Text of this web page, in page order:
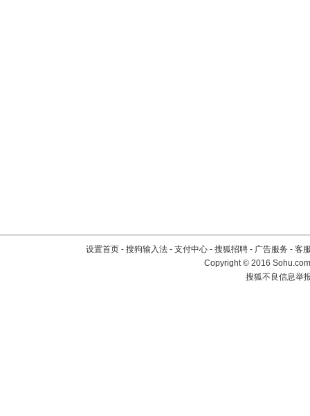
设置首页 - 搜狗输入法 - 支付中心 - 搜狐招聘 - 广告服务 - 客
Copyright©2016
搜狐不良信息举